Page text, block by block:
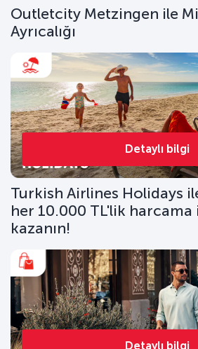
Outletcity Metzingen ile
Ayrıcalığı
Detaylı bilgi
Turkish Airlines Holidays
her 10.000 TL'lik harcama
kazanın!
Detaylı bilgi